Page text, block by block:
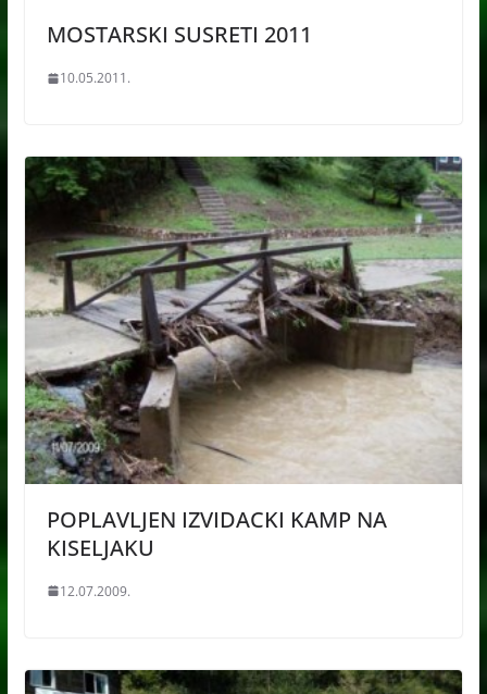
MOSTARSKI SUSRETI 2011
10.05.2011.
POPLAVLJEN IZVIDACKI KAMP NA
KISELJAKU
12.07.2009.